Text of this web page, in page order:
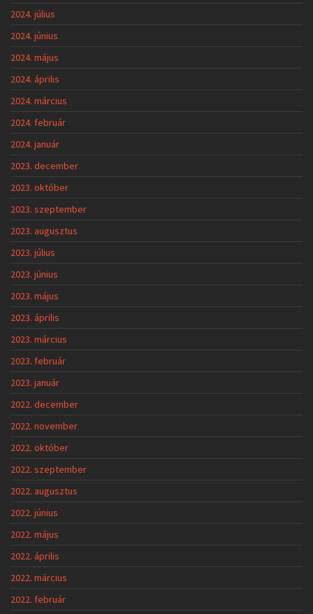
2024. július
2024. június
2024. május
2024. április
2024. március
2024. február
2024. január
2023. december
2023. október
2023. szeptember
2023. augusztus
2023. július
2023. június
2023. május
2023. április
2023. március
2023. február
2023. január
2022. december
2022. november
2022. október
2022. szeptember
2022. augusztus
2022. június
2022. május
2022. április
2022. március
2022. február